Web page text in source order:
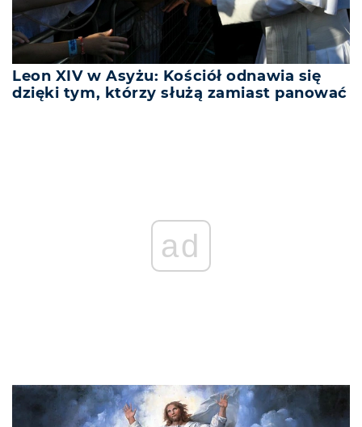
Leon XIV w Asyżu: Kościół odnawia się
dzięki tym, którzy służą zamiast panować
ad